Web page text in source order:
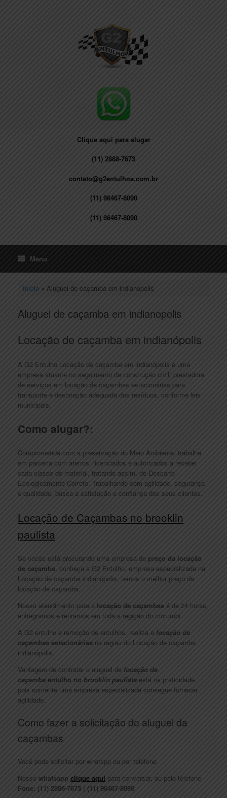
Clique aqui para alugar
(11) 2888-7673
contato@g2entulhos.com.br
(11) 96467-8090
(11) 96467-8090
Menu
Início» Aluguel de caçamba em indianopolis
Aluguel de caçamba em indianopolis
Locação de caçamba em indianópolis
A G2 Entulho Locação de caçamba em indianópolis é uma
empresa atuante no seguimento da construção civil, prestadora
de serviços em locação de caçambas estacionárias para
transporte e destinação adequada dos resíduos, conforme leis
municipais.
Como alugar?:
Comprometida com a preservação do Meio Ambiente, trabalha
em parceria com aterros licenciados e autorizados a receber
cada classe de material, tratando assim, do Descarte
Ecologicamente Correto. Trabalhando com agilidade, segurança
e qualidade, busca a satisfação e confiança dos seus clientes.
Locação de Caçambas no brooklin
paulista
Se vocês está procurando uma empresa de preço da locação
de caçamba , conheça a G2 Entulho, empresa especializada na
Locação de caçamba indianópolis, temos o melhor preço da
locação de caçamba.
Nosso atendimento para a locação de caçambas é de 24 horas,
entregramos e retiramos em toda a regição do morumbi.
A G2 entulho e remoção de entulhos, realiza a locação de
caçambas estacionárias na região do Locação de caçamba
indianópolis.
Vantagem de contratar o aluguel de locação de
caçamba entulho no brooklin paulista está na praticidade,
pois somente uma empresa especializada consegue fornecer
agilidade.
Como fazer a solicitação do aluguel da
caçambas
Você pode solicitar por whatspp ou por telefone
Nosso whatsapp clique aqui para conversar, ou pelo telefone
Fone: (11) 2888-7673 | (11) 96467-8090